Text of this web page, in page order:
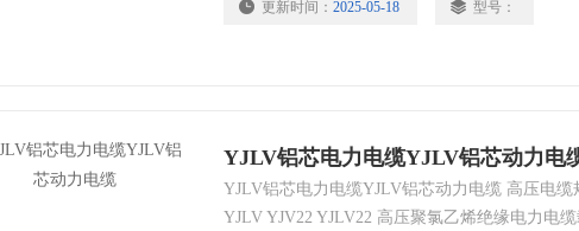
更新时间： 2025-05-18 型号：
YJLV铝芯电力电缆YJLV铝芯动力电
YJLV铝芯电力电缆YJLV铝芯动力电缆 高压电
YJLV YJV22 YJLV22 高压聚氯乙烯绝缘电力电